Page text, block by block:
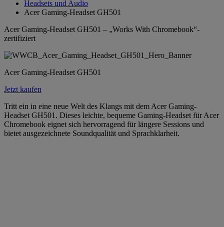
Headsets und Audio
Acer Gaming-Headset GH501
Acer Gaming-Headset GH501 – „Works With Chromebook“-
zertifiziert
Acer Gaming-Headset GH501
Jetzt kaufen
Tritt ein in eine neue Welt des Klangs mit dem Acer Gaming-
Headset GH501. Dieses leichte, bequeme Gaming-Headset für Acer
Chromebook eignet sich hervorragend für längere Sessions und
bietet ausgezeichnete Soundqualität und Sprachklarheit.